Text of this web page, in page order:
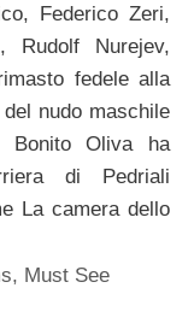
Federico Zeri,
Rudolf Nurejev,
fedele alla
nudo maschile
Bonito Oliva ha
di Pedriali
La camera dello
, Must See